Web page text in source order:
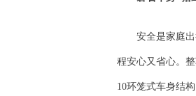
安全是家庭
程安心又省心。
10环笼式车身结